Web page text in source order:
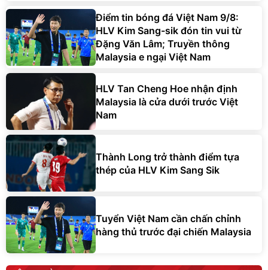
Điểm tin bóng đá Việt Nam 9/8:
HLV Kim Sang-sik đón tin vui từ
Đặng Văn Lâm; Truyền thông
Malaysia e ngại Việt Nam
HLV Tan Cheng Hoe nhận định
Malaysia là cửa dưới trước Việt
Nam
Thành Long trở thành điểm tựa
thép của HLV Kim Sang Sik
Tuyển Việt Nam cần chấn chỉnh
hàng thủ trước đại chiến Malaysia